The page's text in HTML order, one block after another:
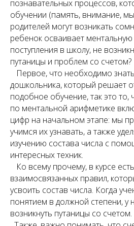
познавательных процессов,
обучении (память, внимание,
родителей могут возникать
ребенок осваивает ментальную
поступления в школу, не
путаницы и проблем со счетом?
Первое, что необходимо
дошкольника, который решает
подобное обучение, так это то,
по ментальной арифметике
цифр на начальном этапе: мы
учимся их узнавать, а также
изучению состава числа с
интересных техник.
Ко всему прочему, в курсе
взаимосвязанных правил,
усвоить состав числа. Когда
понятием в должной степени, у
возникнуть путаницы со счетом.